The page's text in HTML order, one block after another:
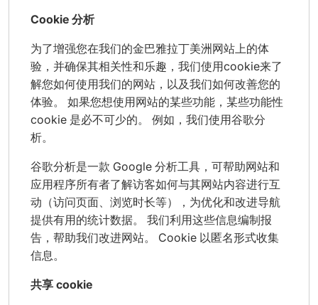
Cookie 分析
为了增强您在我们的金巴雅拉丁美洲网站上的体
验，并确保其相关性和乐趣，我们使用cookie来了
解您如何使用我们的网站，以及我们如何改善您的
体验。 如果您想使用网站的某些功能，某些功能性
cookie 是必不可少的。 例如，我们使用谷歌分
析。
谷歌分析是一款 Google 分析工具，可帮助网站和
应用程序所有者了解访客如何与其网站内容进行互
动（访问页面、浏览时长等），为优化和改进导航
提供有用的统计数据。 我们利用这些信息编制报
告，帮助我们改进网站。 Cookie 以匿名形式收集
信息。
共享 cookie